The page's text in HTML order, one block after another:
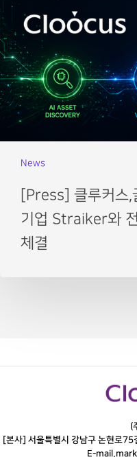
News
[Press] 클루커스
기업 Straiker와
체결
(
[본사] 서울특별시 강남구 논현로75
E-mail.